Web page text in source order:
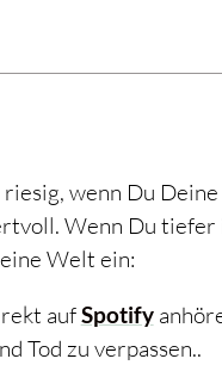
wenn Du
Wenn Du tiefer
Welt ein:
aufSpotify
Tod zu verpassen..